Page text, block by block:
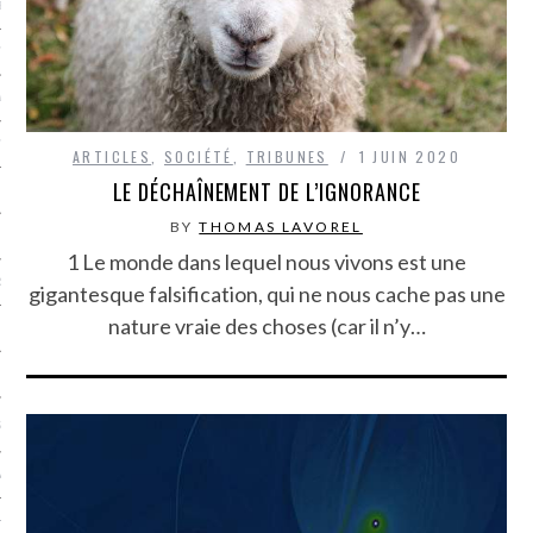
BONHEUR
GUERRE
ARTICLES SOCIÉTÉ TRIBUNES 1 JUIN 2020
LE DÉCHAÎNEMENT DE L’IGNORANCE
BYTHOMAS LAVOREL
1 Le monde dans lequel nous vivons est une
gigantesque falsification, qui ne nous cache pas une
nature vraie des choses (car il n’y…